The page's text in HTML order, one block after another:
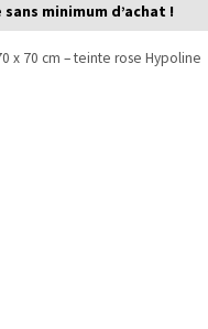
minimum d’achat !
x 70 cm – teinte rose Hypoline